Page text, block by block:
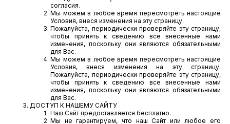
согласия.
Мы можем в любое время пересмотреть настоящие
Условия, внеся изменения на эту страницу.
Пожалуйста, периодически проверяйте эту страницу,
чтобы принять к сведению все внесенные нами
изменения, поскольку они являются обязательными
для Вас.
Мы можем в любое время пересмотреть настоящие
Условия, внеся изменения на эту страницу.
Пожалуйста, периодически проверяйте эту страницу,
чтобы принять к сведению все внесенные нами
изменения, поскольку они являются обязательными
для Вас.
ДОСТУП К НАШЕМУ САЙТУ
Наш Сайт предоставляется бесплатно.
Мы не гарантируем, что наш Сайт или любое его